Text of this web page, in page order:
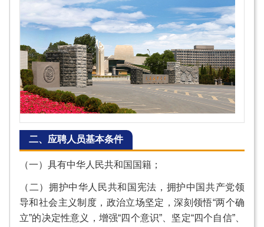
二、应聘人员基本条件
（一）具有中华人民共和国国籍；
（二）拥护中华人民共和国宪法，拥护中国共产党领
导和社会主义制度，政治立场坚定，深刻领悟“两个确
立”的决定性意义，增强“四个意识”、坚定“四个自信”、